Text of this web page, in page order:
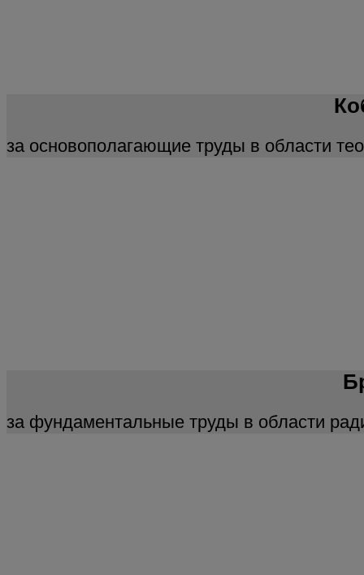
за основополагающие труды в области
за фундаментальные труды в области